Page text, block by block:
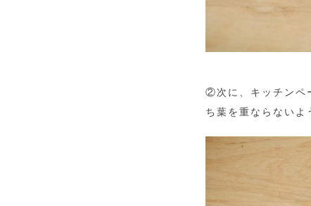
②次に、キッチンペ
ち葉を重ならないよ